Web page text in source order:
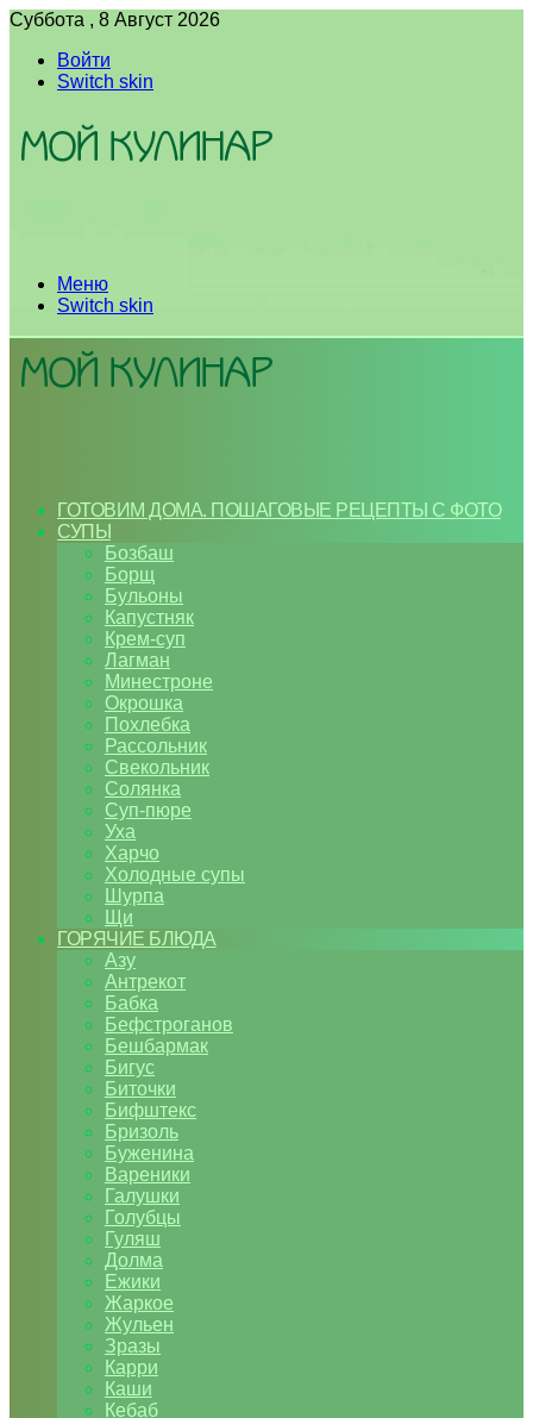
Суббота , 8 Август 2026
Войти
Switch skin
Меню
Switch skin
ГОТОВИМ ДОМА. ПОШАГОВЫЕ РЕЦЕПТЫ С ФОТО
СУПЫ
Бозбаш
Борщ
Бульоны
Капустняк
Крем-суп
Лагман
Минестроне
Окрошка
Похлебка
Рассольник
Свекольник
Солянка
Суп-пюре
Уха
Харчо
Холодные супы
Шурпа
Щи
ГОРЯЧИЕ БЛЮДА
Азу
Антрекот
Бабка
Бефстроганов
Бешбармак
Бигус
Биточки
Бифштекс
Бризоль
Буженина
Вареники
Галушки
Голубцы
Гуляш
Долма
Ежики
Жаркое
Жульен
Зразы
Карри
Каши
Кебаб